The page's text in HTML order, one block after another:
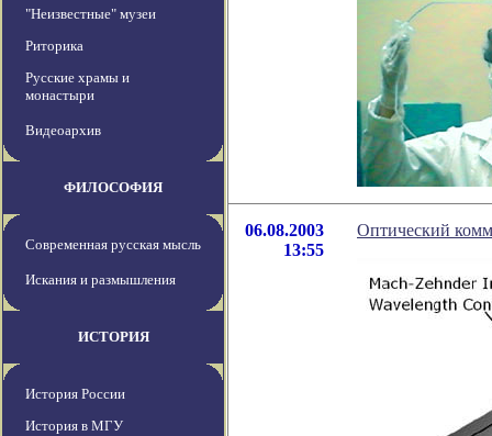
"Неизвестные" музеи
Риторика
Русские храмы и
монастыри
Видеоархив
ФИЛОСОФИЯ
Современная русская мысль
Искания и размышления
ИСТОРИЯ
История России
История в МГУ
06.08.2003
13:55
Оптический